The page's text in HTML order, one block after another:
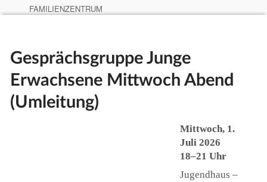
FAMILIENZENTRUM
Gesprächsgruppe Junge
Erwachsene Mittwoch Abend
(Umleitung)
Mittwoch, 1.
Juli 2026
18–21 Uhr
Jugendhaus –